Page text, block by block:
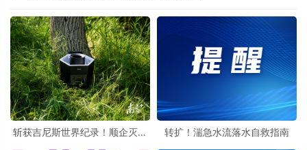
斩获吉尼斯世界纪录！顺企灭蚊
转扩！湍急水流落水自救指南